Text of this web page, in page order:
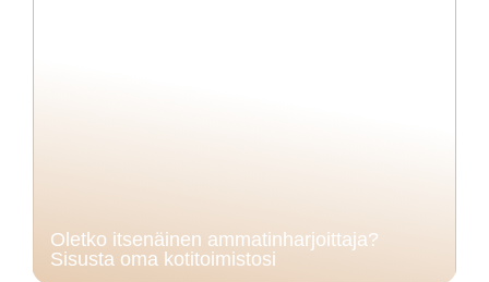
Oletko itsenäinen ammatinharjoittaja?
Sisusta oma kotitoimistosi